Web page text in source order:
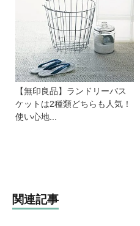
【無印良品】ランドリーバス
ケットは2種類どちらも人気！
使い心地...
関連記事